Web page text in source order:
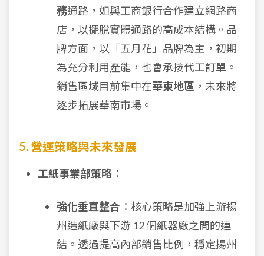
務通路，如與工商銀行合作建立網路商
店，以擺脫實體通路的高成本結構。品
牌方面，以「五月花」品牌為主，初期
為充分利用產能，也會承接代工訂單。
銷售區域目前集中在華東地區 ，未來將
逐步拓展華南市場。
5. 營運策略與未來發展
工紙事業部策略 ：
強化垂直整合 ：核心策略是加強上游揚
州造紙廠與下游 12 個紙器廠之間的連
結。透過提高內部銷售比例，穩定揚州